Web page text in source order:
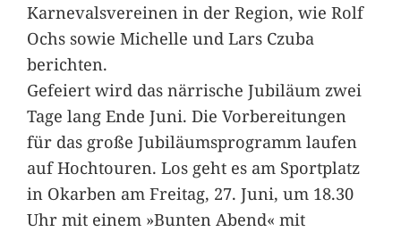
Karnevalsvereinen in der Region, wie Rolf
Ochs sowie Michelle und Lars Czuba
berichten.
Gefeiert wird das närrische Jubiläum zwei
Tage lang Ende Juni. Die Vorbereitungen
für das große Jubiläumsprogramm laufen
auf Hochtouren. Los geht es am Sportplatz
in Okarben am Freitag, 27. Juni, um 18.30
Uhr mit einem »Bunten Abend« mit